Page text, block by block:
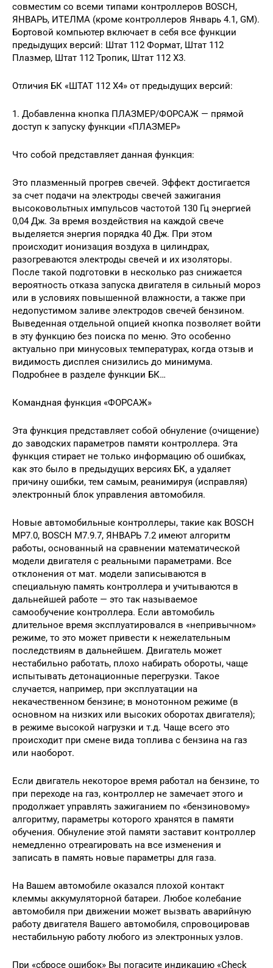
совместим со всеми типами контроллеров BOSCH,
ЯНВАРЬ, ИТЕЛМА (кроме контроллеров Январь 4.1, GM).
Бортовой компьютер включает в себя все функции
предыдущих версий: Штат 112 Формат, Штат 112
Плазмер, Штат 112 Тропик, Штат 112 Х3.
Отличия БК «ШТАТ 112 Х4» от предыдущих версий:
1. Добавленна кнопка ПЛАЗМЕР/ФОРСАЖ — прямой
доступ к запуску функции «ПЛАЗМЕР»
Что собой представляет данная функция:
Это плазменный прогрев свечей. Эффект достигается
за счет подачи на электроды свечей зажигания
высоковольтных импульсов частотой 130 Гц энергией
0,04 Дж. За время воздействия на каждой свече
выделяется энергия порядка 40 Дж. При этом
происходит ионизация воздуха в цилиндрах,
разогреваются электроды свечей и их изоляторы.
После такой подготовки в несколько раз снижается
вероятность отказа запуска двигателя в сильный мороз
или в условиях повышенной влажности, а также при
недопустимом заливе электродов свечей бензином.
Выведенная отдельной опцией кнопка позволяет войти
в эту функцию без поиска по меню. Это особенно
актуально при минусовых температурах, когда отзыв и
видимость дисплея снизились до минимума.
Подробнее в разделе функции БК…
Командная функция «ФОРСАЖ»
Эта функция представляет собой обнуление (очищение)
до заводских параметров памяти контроллера. Эта
функция стирает не только информацию об ошибках,
как это было в предыдущих версиях БК, а удаляет
причину ошибки, тем самым, реанимируя (исправляя)
электронный блок управления автомобиля.
Новые автомобильные контроллеры, такие как BOSCH
MP7.0, BOSCH M7.9.7, ЯНВАРЬ 7.2 имеют алгоритм
работы, основанный на сравнении математической
модели двигателя с реальными параметрами. Все
отклонения от мат. модели записываются в
специальную память контроллера и учитываются в
дальнейшей работе — это так называемое
самообучение контроллера. Если автомобиль
длительное время эксплуатировался в «непривычном»
режиме, то это может привести к нежелательным
последствиям в дальнейшем. Двигатель может
нестабильно работать, плохо набирать обороты, чаще
испытывать детонационные перегрузки. Такое
случается, например, при эксплуатации на
некачественном бензине; в монотонном режиме (в
основном на низких или высоких оборотах двигателя);
в режиме высокой нагрузки и т.д. Чаще всего это
происходит при смене вида топлива с бензина на газ
или наоборот.
Если двигатель некоторое время работал на бензине, то
при переходе на газ, контроллер не замечает этого и
продолжает управлять зажиганием по «бензиновому»
алгоритму, параметры которого хранятся в памяти
обучения. Обнуление этой памяти заставит контроллер
немедленно отреагировать на все изменения и
записать в память новые параметры для газа.
На Вашем автомобиле оказался плохой контакт
клеммы аккумуляторной батареи. Любое колебание
автомобиля при движении может вызвать аварийную
работу двигателя Вашего автомобиля, спровоцировав
нестабильную работу любого из электронных узлов.
При «сбросе ошибок» Вы погасите индикацию «Check